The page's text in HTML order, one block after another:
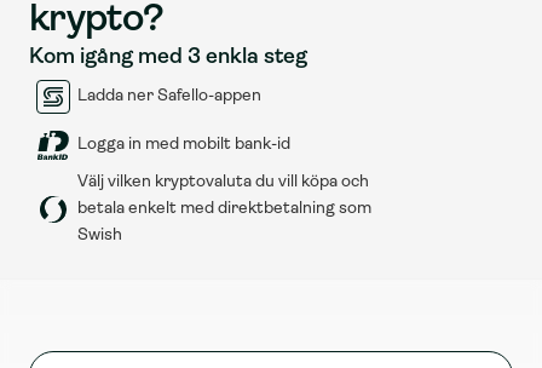
krypto?
Kom igång med 3 enkla steg
Ladda ner Safello-appen
Logga in med mobilt bank-id
Välj vilken kryptovaluta du vill köpa och
betala enkelt med direktbetalning som
Swish